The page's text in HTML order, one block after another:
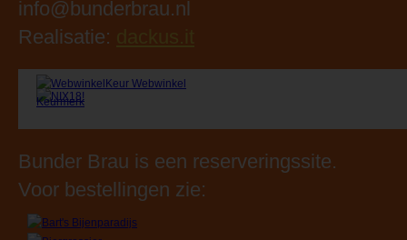
Voor bestellingen zie:
6241 CW Bunde
Tel: 043 3645365